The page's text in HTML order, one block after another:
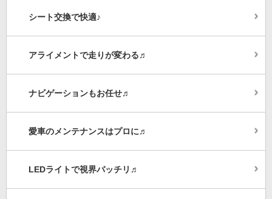
シート交換で快適♪
アライメントで走りが変わる♬
ナビゲーションもお任せ♬
愛車のメンテナンスはプロに♬
LEDライトで視界バッチリ♬